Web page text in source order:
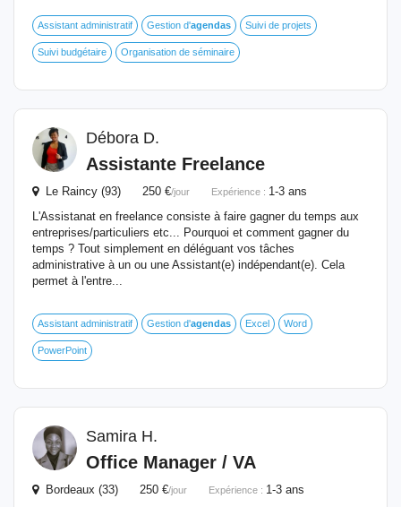
Assistant administratif Gestion d'agendas Suivi de projets
Suivi budgétaire Organisation de séminaire
Débora D.
Assistante Freelance
Le Raincy (93) 250 €/jour Expérience : 1-3 ans
L'Assistanat en freelance consiste à faire gagner du temps aux
entreprises/particuliers etc... Pourquoi et comment gagner du
temps ? Tout simplement en déléguant vos tâches
administrative à un ou une Assistant(e) indépendant(e). Cela
permet à l'entre...
Assistant administratif Gestion d'agendas Excel Word
PowerPoint
Samira H.
Office Manager / VA
Bordeaux (33) 250 €/jour Expérience : 1-3 ans